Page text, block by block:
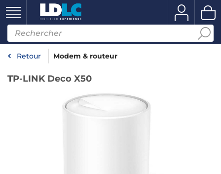
Retour Modem & routeur
TP-LINK Deco X50